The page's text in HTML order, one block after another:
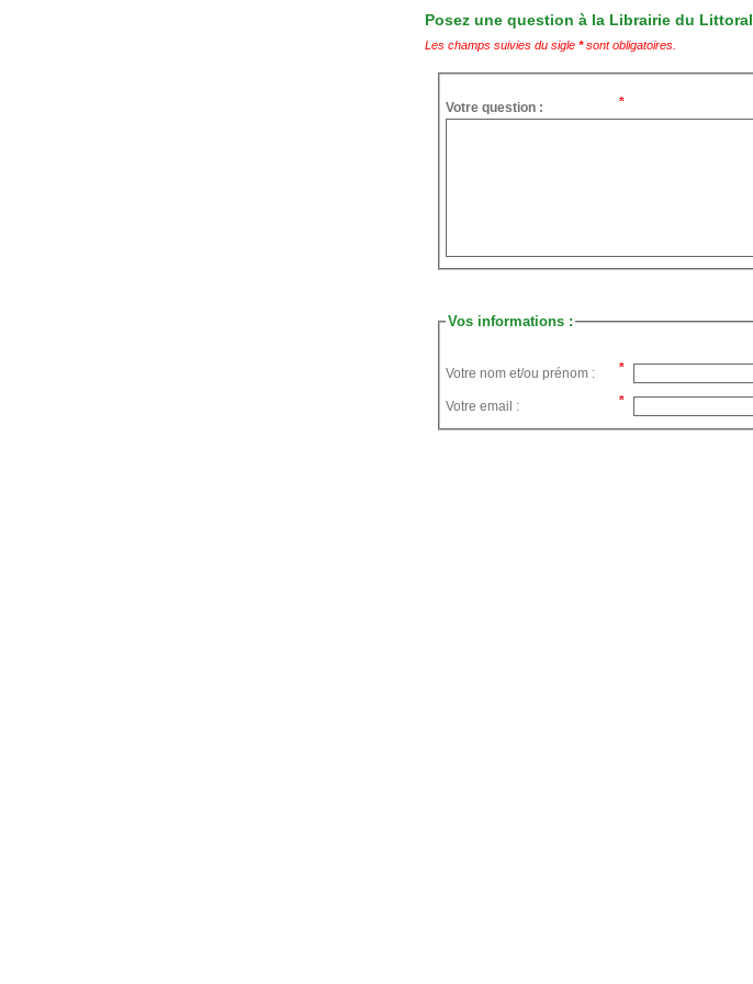
Posez une question à la Librairie du Littoral
Les champs suivies du sigle *sont obligatoires.
Votre question :
Vos informations :
Votre nom et/ou prénom :
Votre email :